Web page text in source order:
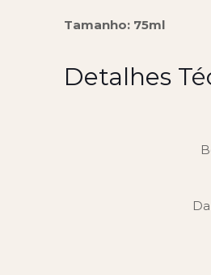
Tamanho: 75ml
Detalhes